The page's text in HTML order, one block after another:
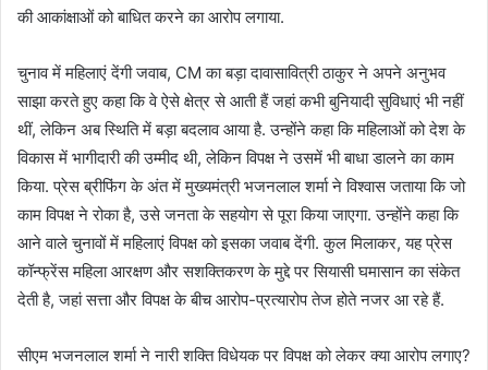
की आकांक्षाओं को बाधित करने का आरोप लगाया.
चुनाव में महिलाएं देंगी जवाब, CM का बड़ा दावासावित्री ठाकुर ने अपने अनुभव
साझा करते हुए कहा कि वे ऐसे क्षेत्र से आती हैं जहां कभी बुनियादी सुविधाएं भी नहीं
थीं, लेकिन अब स्थिति में बड़ा बदलाव आया है. उन्होंने कहा कि महिलाओं को देश के
विकास में भागीदारी की उम्मीद थी, लेकिन विपक्ष ने उसमें भी बाधा डालने का काम
किया. प्रेस ब्रीफिंग के अंत में मुख्यमंत्री भजनलाल शर्मा ने विश्वास जताया कि जो
काम विपक्ष ने रोका है, उसे जनता के सहयोग से पूरा किया जाएगा. उन्होंने कहा कि
आने वाले चुनावों में महिलाएं विपक्ष को इसका जवाब देंगी. कुल मिलाकर, यह प्रेस
कॉन्फ्रेंस महिला आरक्षण और सशक्तिकरण के मुद्दे पर सियासी घमासान का संकेत
देती है, जहां सत्ता और विपक्ष के बीच आरोप-प्रत्यारोप तेज होते नजर आ रहे हैं.
सीएम भजनलाल शर्मा ने नारी शक्ति विधेयक पर विपक्ष को लेकर क्या आरोप लगाए?